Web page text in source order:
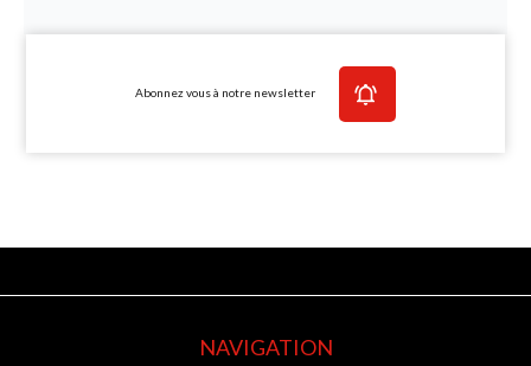
Abonnez vous à notre newsletter
NAVIGATION